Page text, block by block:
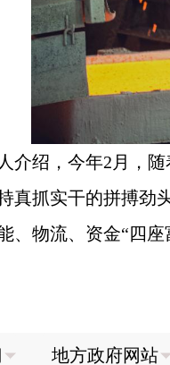
介绍，今年2月，
真抓实干的拼搏劲
、物流、资金“四